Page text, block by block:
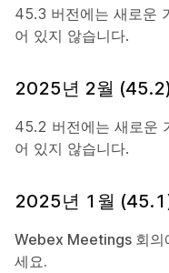
45.3 버전에는 새로운
어 있지 않습니다.
2025년 2월
45.2 버전에는 새로운
어 있지 않습니다.
2025년 1월
Webex Meetings 회의
세요.